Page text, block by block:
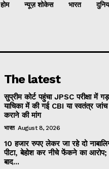
होम न्यूज़ शोकेस भारत
The latest
सुप्रीम कोर्ट पहुंचा JPSC परीक्षा में
याचिका में की गई CBI या स्वतंत्र
कराने की मांग
भारत August 8, 2026
10 हजार रुपए लेकर जा रहे दो
पीटा, बेहोश कर नीचे फेंकने का
बाद...